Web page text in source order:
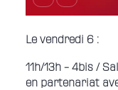
Le vendredi 6 :
11h/13h – 4bis /
en partenariat